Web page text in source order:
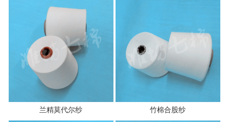
兰精莫代尔纱 竹棉合股纱